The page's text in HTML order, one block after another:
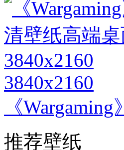
3840x2160
《
推荐壁纸